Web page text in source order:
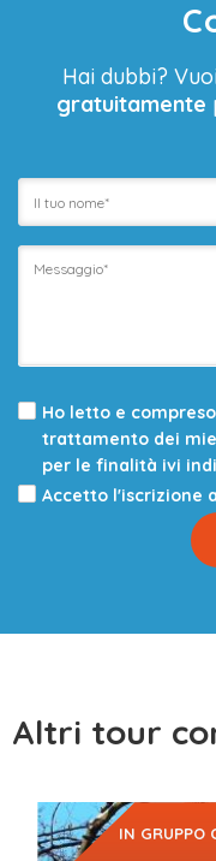
Hai dubbi?
gratuitamente
Ho letto e
trattamento dei
per le finalità ivi
Accetto l'iscrizione
Altri tour
IN GRUPPO